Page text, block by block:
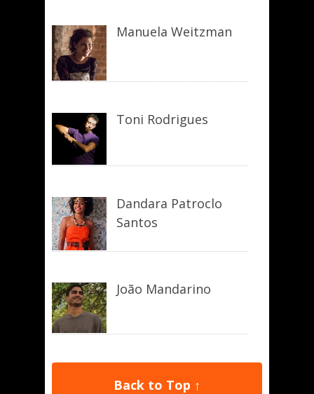
Manuela Weitzman
Toni Rodrigues
Dandara Patroclo
Santos
João Mandarino
Back to Top ↑